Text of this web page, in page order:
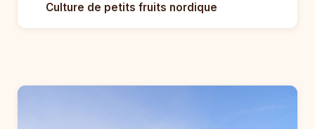
Culture de petits fruits nordique